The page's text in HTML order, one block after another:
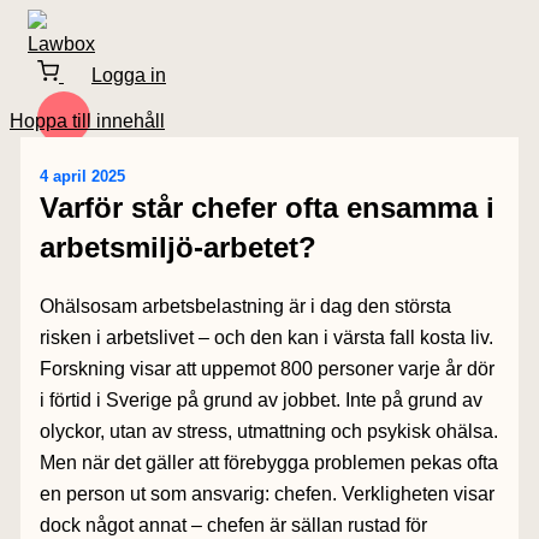
Logga in
Hoppa till innehåll
4 april 2025
Varför står chefer ofta ensamma i
arbetsmiljö-arbetet?
Ohälsosam arbetsbelastning är i dag den största
risken i arbetslivet – och den kan i värsta fall kosta liv.
Forskning visar att uppemot 800 personer varje år dör
i förtid i Sverige på grund av jobbet. Inte på grund av
olyckor, utan av stress, utmattning och psykisk ohälsa.
Men när det gäller att förebygga problemen pekas ofta
en person ut som ansvarig: chefen. Verkligheten visar
dock något annat – chefen är sällan rustad för